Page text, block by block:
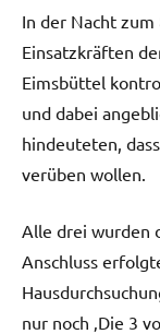
In der Nacht
Einsatzkräften
Eimsbüttel
und dabei
hindeuteten,
verüben wollen.
Alle drei wurden
Anschluss
nur noch ‚Die 3